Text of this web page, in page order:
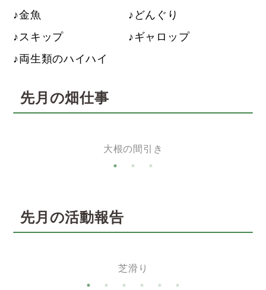
金魚
どんぐり
スキップ
ギャロップ
両生類のハイハイ
先月の畑仕事
大根の間引き
先月の活動報告
芝滑り